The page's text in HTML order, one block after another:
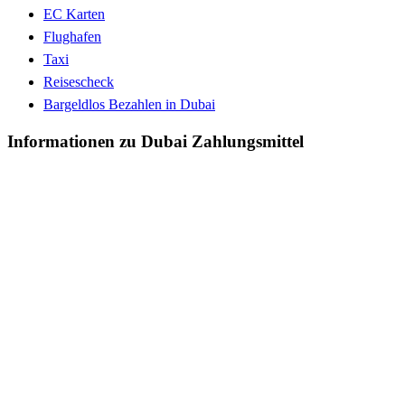
EC Karten
Flughafen
Taxi
Reisescheck
Bargeldlos Bezahlen in Dubai
Informationen zu Dubai Zahlungsmittel